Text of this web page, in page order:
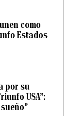
como
Estados
por su
USA”: